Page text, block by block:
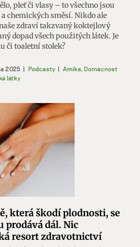
pleť či vlasy – to všechno jsou
chemických směsí. Nikdo ale
zdraví takzvaný koktejlový
dopad všech použitých látek. Je
či toaletní stolek?
2025 | Podcasty | Arnika, Domácnost
látky
která škodí plodnosti, se
prodává dál. Nic
resort zdravotnictví